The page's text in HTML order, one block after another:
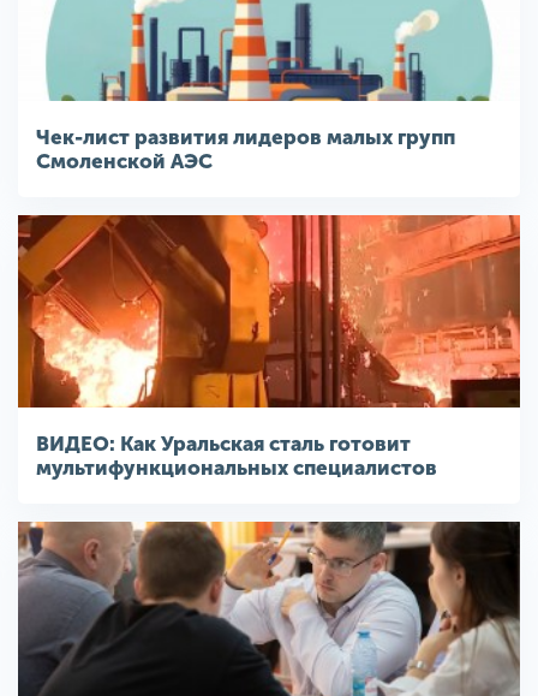
Чек-лист развития лидеров малых групп
Смоленской АЭС
ВИДЕО: Как Уральская сталь готовит
мультифункциональных специалистов